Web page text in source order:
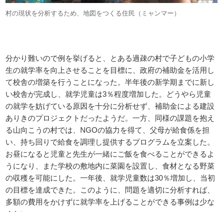
村の現状を分析するため、地図をつくる住民（ミャンマー）
分かり難いので例を挙げると、とある過疎の村で子どもの小学
生の就学率を向上させることを目標に、政府の補助金を活用し
て校舎の増築を行うことになった。半年後の新学期までに新し
い校舎が完成し、就学児童は3％程度増加した。どうやら児童
の就学を妨げている原因を十分に分析せず、補助金による建設
ありきのプロジェクトだったようだ。一方、同様の課題を抱え
る山向こうの村では、NGOの協力を得て、父母が給食係を担
い、持ち回りで給食を調理し提供するプログラムを立案した。
お昼になると児童と先生が一緒にご飯を食べることができるよ
うになり、また学校の敷地内に菜園を設置し、食材となる野菜
の収穫を可能にした。一年後、就学児童数は30％増加し、当初
の目標を達成できた。このように、問題を適切に分析すれば、
多額の費用をかけずに就学率を上げることができる事例は少な